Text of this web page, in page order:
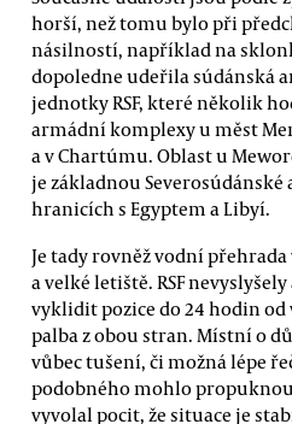
horší, než tomu bylo při
násilností, například na
dopoledne udeřila súdánská
jednotky RSF, které několik
armádní komplexy u měst
a v Chartúmu. Oblast u
je základnou
hranicích s Egyptem a Libyí.
Je tady rovněž vodní
a velké letiště. RSF
vyklidit pozice do 24 hodin od
palba z obou stran. Místní o
vůbec tušení, či možná lépe
podobného mohlo
vyvolal pocit, že situace je